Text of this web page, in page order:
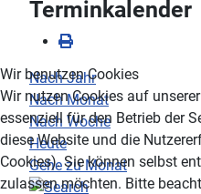
Terminkalender
Nach Jahr
Nach Monat
Nach Woche
Heute
Gehe zu Monat
Wir benutzen Cookies
Wir nutzen Cookies auf
essenziell für den Betrieb der
diese Website und die
Cookies). Sie können selbst
zulassen möchten. Bitte